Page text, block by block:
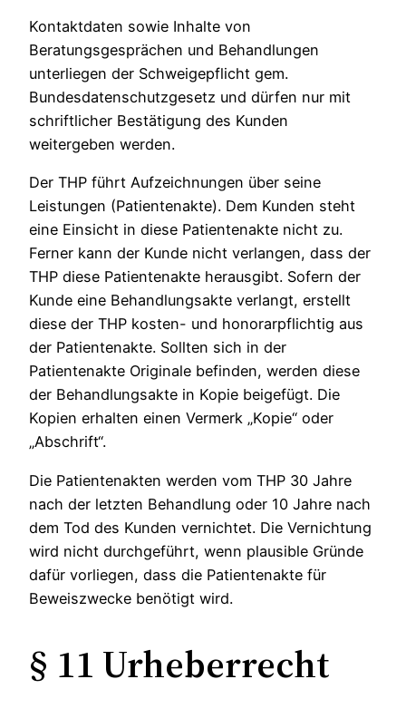
Kontaktdaten sowie Inhalte von
Beratungsgesprächen und Behandlungen
unterliegen der Schweigepflicht gem.
Bundesdatenschutzgesetz und dürfen nur mit
schriftlicher Bestätigung des Kunden
weitergeben werden.
Der THP führt Aufzeichnungen über seine
Leistungen (Patientenakte). Dem Kunden steht
eine Einsicht in diese Patientenakte nicht zu.
Ferner kann der Kunde nicht verlangen, dass der
THP diese Patientenakte herausgibt. Sofern der
Kunde eine Behandlungsakte verlangt, erstellt
diese der THP kosten- und honorarpflichtig aus
der Patientenakte. Sollten sich in der
Patientenakte Originale befinden, werden diese
der Behandlungsakte in Kopie beigefügt. Die
Kopien erhalten einen Vermerk „Kopie“ oder
„Abschrift“.
Die Patientenakten werden vom THP 30 Jahre
nach der letzten Behandlung oder 10 Jahre nach
dem Tod des Kunden vernichtet. Die Vernichtung
wird nicht durchgeführt, wenn plausible Gründe
dafür vorliegen, dass die Patientenakte für
Beweiszwecke benötigt wird.
§ 11 Urheberrecht